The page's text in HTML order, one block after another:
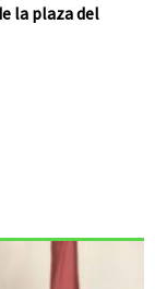
la plaza del